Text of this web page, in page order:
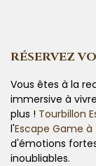
RÉSERVEZ
Vous êtes à la
immersive à
plus ! Tourbillon
l'Escape Game à
d'émotions
inoubliables.